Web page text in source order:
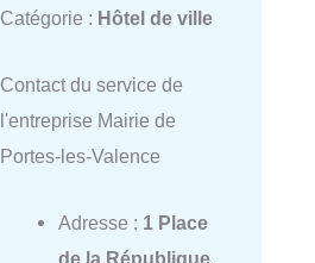
Catégorie : Hôtel de ville
Contact du service de
l'entreprise Mairie de
Portes-les-Valence
Adresse : 1 Place
de la République,